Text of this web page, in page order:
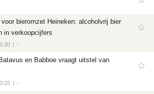
bieromzet Heineken: alcoholvrij bier
in verkoopcijfers
··
en Babboe vraagt uitstel van
··